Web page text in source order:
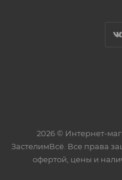
2026 © Интернет-
ЗастелимВсё. Все права
офертой, цены и